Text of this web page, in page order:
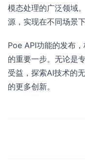
模态处理的广泛领域
源，实现在不同场景
Poe API功能的发布
的重要一步。无论是
受益，探索AI技术的
的更多创新。